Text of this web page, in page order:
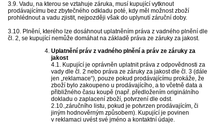
3.9. Vadu, na kterou se vztahuje záruka, musí kupující vytknout
prodávajícímu bez zbytečného odkladu poté, kdy měl možnost zboží
prohlédnout a vadu zjistit, nejpozději však do uplynutí záruční doby.
3.10. Plnění, kterého lze dosáhnout uplatněním práva z vadného plnění dle
čl. 2, se kupující nemůže domáhat na základě práva ze záruky za jakost.
Uplatnění práv z vadného plnění a práv ze záruky za
jakost
4.1. Kupující je oprávněn uplatnit práva z odpovědnosti za
vady dle čl. 2 nebo práva ze záruky za jakost dle čl. 3 (dále
jen „reklamace“), pouze pokud prodávajícímu prokáže, že
zboží bylo zakoupeno u prodávajícího, a to včetně data a
přibližného času koupě (např. předložením originálního
dokladu o zaplacení zboží, potvrzení dle odst.
2.10.,záručního listu, pokud je potvrzen prodávajícím, či
jiným hodnověrným způsobem). Kupující je povinen
v reklamaci uvést své jméno a kontaktní údaje.